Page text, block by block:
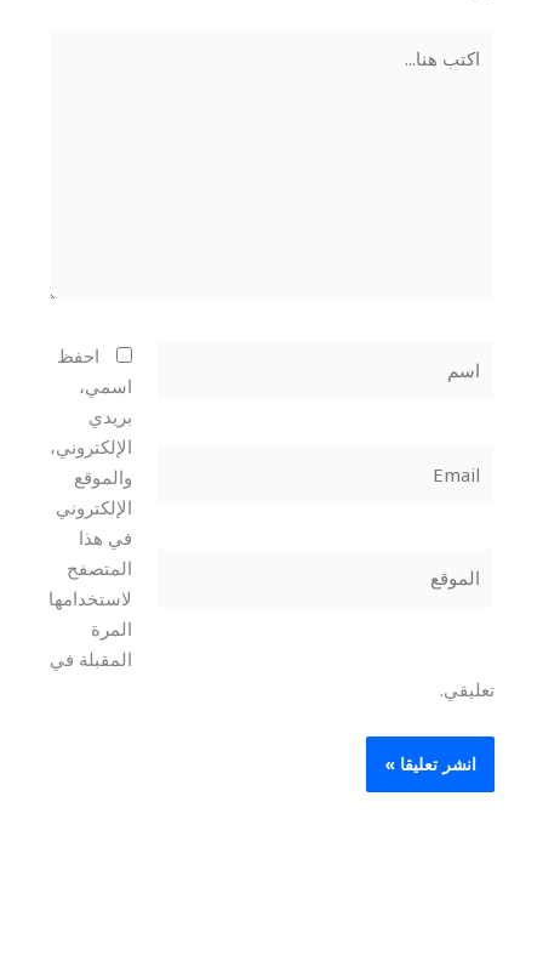
هنا...
احفظ
اسمي،
بريدي
الإلكتروني،
والموقع
الإلكتروني
في هذا
المتصفح
لاستخدامها
المرة
المقبلة في
تعليقي.